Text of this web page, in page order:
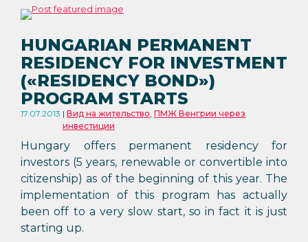
HUNGARIAN PERMANENT
RESIDENCY FOR INVESTMENT
(«RESIDENCY BOND»)
PROGRAM STARTS
17.07.2013 Вид на жительство, ПМЖ Венгрии через
инвестиции
Hungary offers permanent residency for
investors (5 years, renewable or convertible into
citizenship) as of the beginning of this year. The
implementation of this program has actually
been off to a very slow start, so in fact it is just
starting up.